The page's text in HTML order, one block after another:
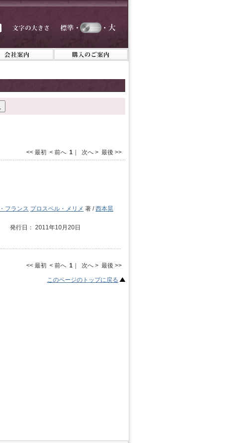
<< 最初 < 前へ 1 ｜ 次へ > 最後 >>
フランス プロスペル・メリメ 著 /西本晃
行日： 2011年10月20日
<< 最初 < 前へ 1 ｜ 次へ > 最後 >>
このページのトップに戻る